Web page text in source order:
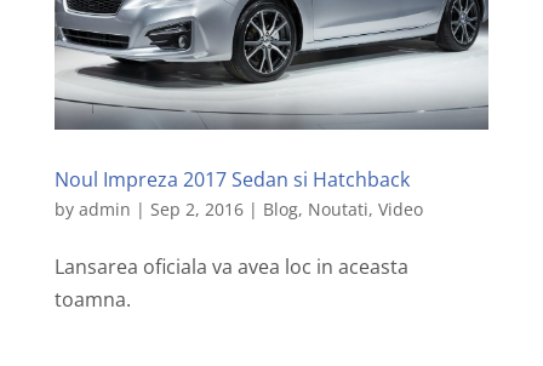
Noul Impreza 2017 Sedan si Hatchback
by admin | Sep 2, 2016| Blog, Noutati, Video
Lansarea oficiala va avea loc in aceasta
toamna.